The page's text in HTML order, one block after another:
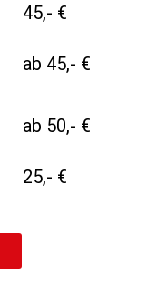
45,- €
ab 45,- €
ab 50,- €
25,- €